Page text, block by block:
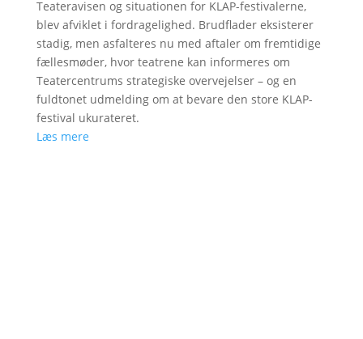
Teateravisen og situationen for KLAP-festivalerne,
blev afviklet i fordragelighed. Brudflader eksisterer
stadig, men asfalteres nu med aftaler om fremtidige
fællesmøder, hvor teatrene kan informeres om
Teatercentrums strategiske overvejelser – og en
fuldtonet udmelding om at bevare den store KLAP-
festival ukurateret.
Læs mere